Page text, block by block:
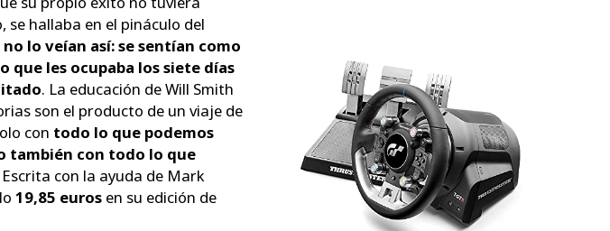
hallaba en el pináculo del
no lo veían así: se sentían como
que les ocupaba los siete días
. La educación de Will Smith
son el producto de un viaje de
con todo lo que podemos
también con todo lo que
Escrita con la ayuda de Mark
19,85 euros en su edición de